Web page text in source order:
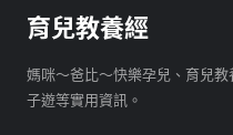
育兒教養經
媽咪～爸比～快樂孕兒、育兒
子遊等實用資訊。